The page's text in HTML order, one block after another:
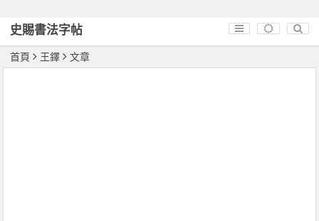
史賜書法字帖
首頁 王鐸 文章